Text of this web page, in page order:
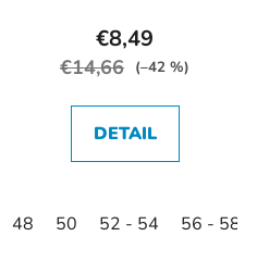
€8,49
€14,66 (–42 %)
DETAIL
48 50 52 - 54 56 - 58